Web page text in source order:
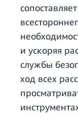
и ускоряя
службы
ход всех